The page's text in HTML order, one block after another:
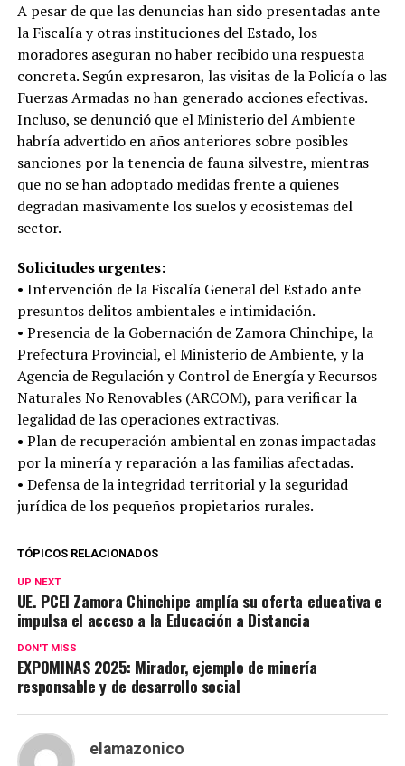
A pesar de que las denuncias han sido presentadas ante
la Fiscalía y otras instituciones del Estado, los
moradores aseguran no haber recibido una respuesta
concreta. Según expresaron, las visitas de la Policía o las
Fuerzas Armadas no han generado acciones efectivas.
Incluso, se denunció que el Ministerio del Ambiente
habría advertido en años anteriores sobre posibles
sanciones por la tenencia de fauna silvestre, mientras
que no se han adoptado medidas frente a quienes
degradan masivamente los suelos y ecosistemas del
sector.
Solicitudes urgentes:
• Intervención de la Fiscalía General del Estado ante
presuntos delitos ambientales e intimidación.
• Presencia de la Gobernación de Zamora Chinchipe, la
Prefectura Provincial, el Ministerio de Ambiente, y la
Agencia de Regulación y Control de Energía y Recursos
Naturales No Renovables (ARCOM), para verificar la
legalidad de las operaciones extractivas.
• Plan de recuperación ambiental en zonas impactadas
por la minería y reparación a las familias afectadas.
• Defensa de la integridad territorial y la seguridad
jurídica de los pequeños propietarios rurales.
TÓPICOS RELACIONADOS
UP NEXT
UE. PCEI Zamora Chinchipe amplía su oferta educativa e
impulsa el acceso a la Educación a Distancia
DON'T MISS
EXPOMINAS 2025: Mirador, ejemplo de minería
responsable y de desarrollo social
elamazonico